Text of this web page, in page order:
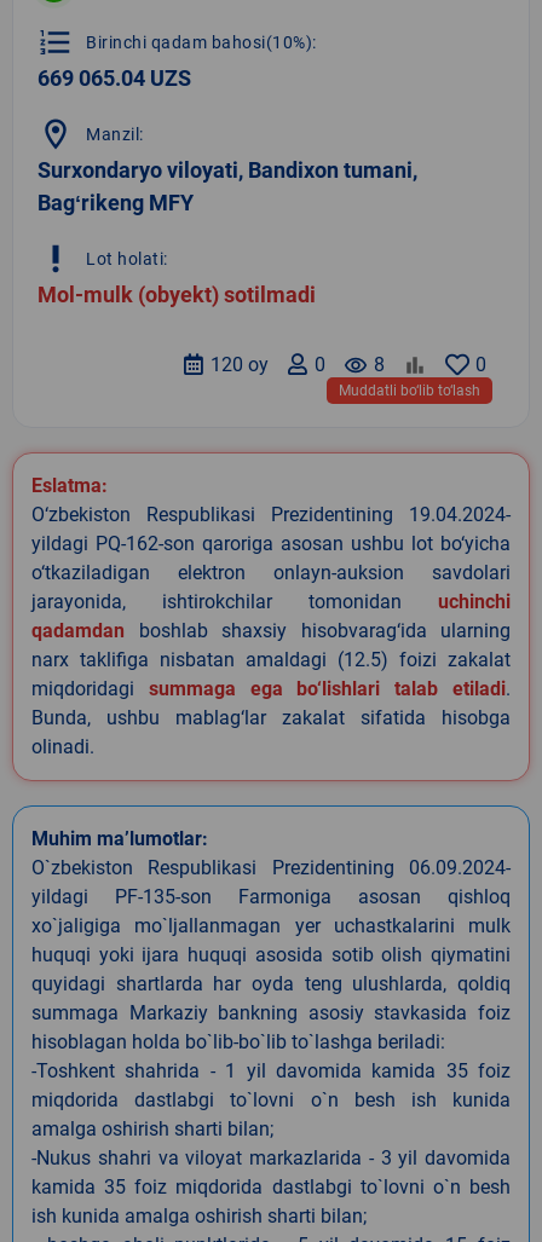
format_list_numbered Birinchi qadam bahosi(10%):
669 065.04 UZS
location_on Manzil:
Surxondaryo viloyati, Bandixon tumani,
Bagʻrikeng MFY
priority_high Lot holati:
Mol-mulk (obyekt) sotilmadi
0
remove_red_eye 8
0
120 oy
Muddatli bo‘lib to‘lash
Eslatma:
O‘zbekiston Respublikasi Prezidentining 19.04.2024-
yildagi PQ-162-son qaroriga asosan ushbu lot bo‘yicha
o‘tkaziladigan elektron onlayn-auksion savdolari
jarayonida, ishtirokchilar tomonidan uchinchi
qadamdan boshlab shaxsiy hisobvarag‘ida ularning
narx taklifiga nisbatan amaldagi (12.5) foizi zakalat
miqdoridagi summaga ega bo‘lishlari talab etiladi.
Bunda, ushbu mablag‘lar zakalat sifatida hisobga
olinadi.
Muhim ma’lumotlar:
O`zbekiston Respublikasi Prezidentining 06.09.2024-
yildagi PF-135-son Farmoniga asosan qishloq
xo`jaligiga mo`ljallanmagan yer uchastkalarini mulk
huquqi yoki ijara huquqi asosida sotib olish qiymatini
quyidagi shartlarda har oyda teng ulushlarda, qoldiq
summaga Markaziy bankning asosiy stavkasida foiz
hisoblagan holda bo`lib-bo`lib to`lashga beriladi:
-Toshkent shahrida - 1 yil davomida kamida 35 foiz
miqdorida dastlabgi to`lovni o`n besh ish kunida
amalga oshirish sharti bilan;
-Nukus shahri va viloyat markazlarida - 3 yil davomida
kamida 35 foiz miqdorida dastlabgi to`lovni o`n besh
ish kunida amalga oshirish sharti bilan;